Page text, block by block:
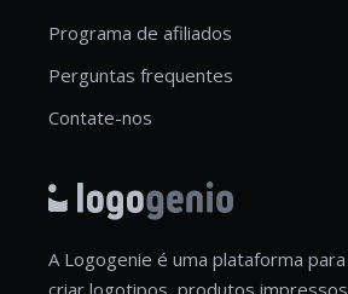
Programa de afiliados
Perguntas frequentes
Contate-nos
A Logogenie é uma plataforma para